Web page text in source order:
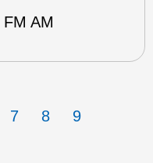
AM
7 8 9